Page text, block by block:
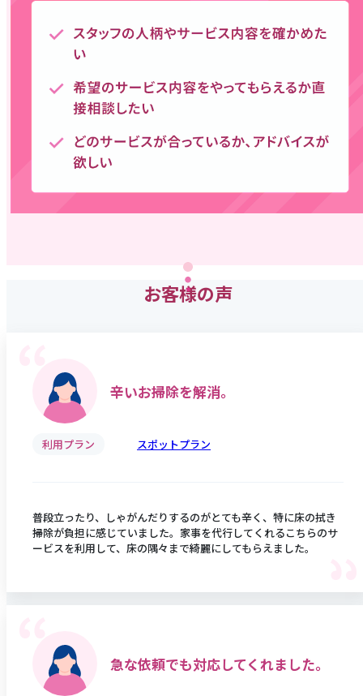
お客様の声
辛いお掃除を解消。
利用プラン スポットプラン
普段立ったり、しゃがんだりするのがとても辛く、特に床の拭き
掃除が負担に感じていました。家事を代行してくれるこちらのサ
ービスを利用して、床の隅々まで綺麗にしてもらえました。
急な依頼でも対応してくれました。